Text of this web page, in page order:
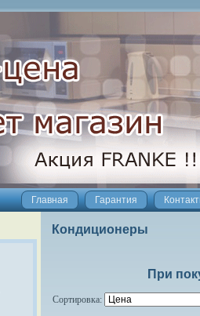
Главная Гарантия
Кондиционеры
При
Сортировка: